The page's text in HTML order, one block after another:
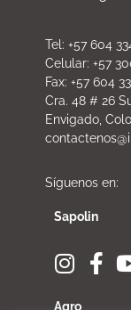
Tel: +57 604
Celular: +57
Fax: +57 604
Cra. 48 # 26
Envigado,
Síguenos en:
Sapolin
Agro